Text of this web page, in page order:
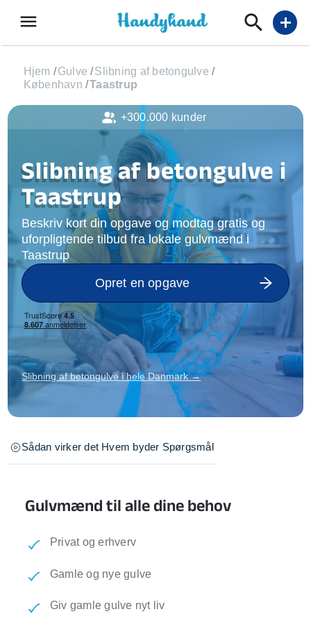
menu add
Hjem /Gulve /Slibning af betongulve /
København /Taastrup
Slibning af betongulve i
Taastrup
Beskriv kort din opgave og modtag gratis og
uforpligtende tilbud fra lokale gulvmænd i
Taastrup
Opret en opgave
Slibning af betongulve i hele Danmark →
Sådan virker det Hvem byder Spørgsmål
Gulvmænd til alle dine behov
Privat og erhverv
Gamle og nye gulve
Giv gamle gulve nyt liv
+300.000 kunder